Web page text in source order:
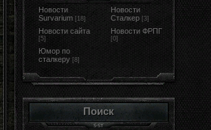
Новости
Survarium [18]
Новости
Сталкер [3]
Новости сайта
[5]
Новости ФРПГ
[0]
Юмор по
сталкеру [8]
Поиск